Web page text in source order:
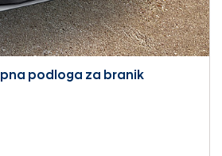
podloga za branik